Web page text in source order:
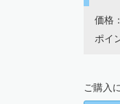
価格
ポイ
ご購入